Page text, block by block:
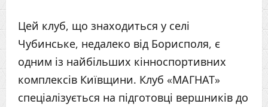
Цей клуб, що знаходиться у селі
Чубинське, недалеко від Борисполя, є
одним із найбільших кінноспортивних
комплексів Київщини. Клуб «МАГНАТ»
спеціалізується на підготовці вершників до